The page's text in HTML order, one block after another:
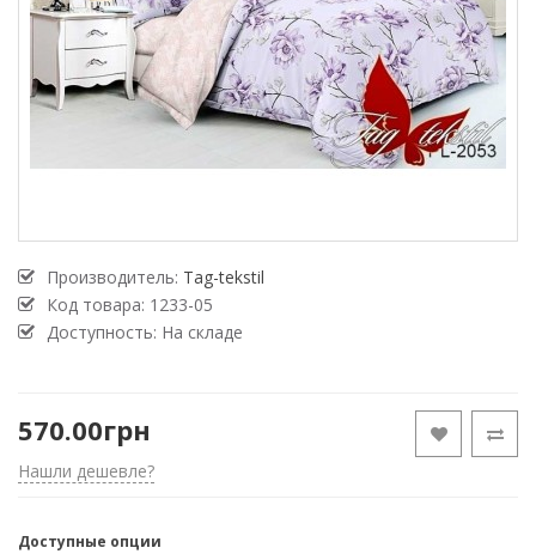
Производитель: Tag-tekstil
Код товара: 1233-05
Доступность: На складе
570.00грн
Нашли дешевле?
Доступные опции